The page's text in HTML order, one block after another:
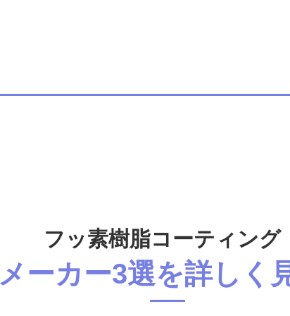
フッ素樹脂コーティング
メーカー3選を詳しく